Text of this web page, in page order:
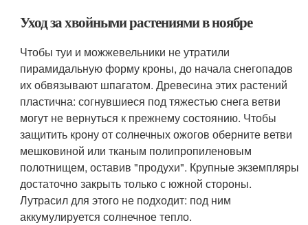
Уход за хвойными растениями в ноябре
Чтобы туи и можжевельники не утратили
пирамидальную форму кроны, до начала снегопадов
их обвязывают шпагатом. Древесина этих растений
пластична: согнувшиеся под тяжестью снега ветви
могут не вернуться к прежнему состоянию. Чтобы
защитить крону от солнечных ожогов оберните ветви
мешковиной или тканым полипропиленовым
полотнищем, оставив "продухи". Крупные экземпляры
достаточно закрыть только с южной стороны.
Лутрасил для этого не подходит: под ним
аккумулируется солнечное тепло.